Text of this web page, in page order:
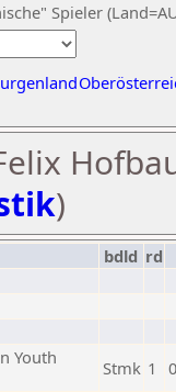
Spieler
)
bdld rd
Youth
Stmk 1